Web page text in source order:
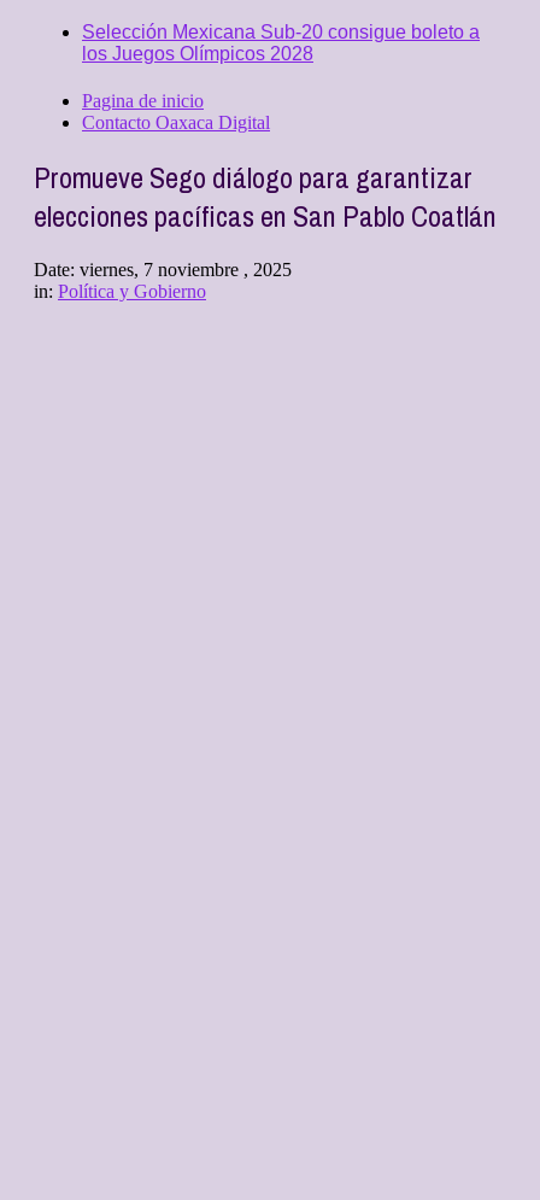
Selección Mexicana Sub-20 consigue boleto a
los Juegos Olímpicos 2028
Pagina de inicio
Contacto Oaxaca Digital
Promueve Sego diálogo para garantizar
elecciones pacíficas en San Pablo Coatlán
Date: viernes, 7 noviembre , 2025
in: Política y Gobierno